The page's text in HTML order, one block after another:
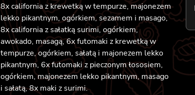
8x california z krewetką w tempurze, majonezem
lekko pikantnym, ogórkiem, sezamem i masago,
8x california z sałatką surimi, ogórkiem,
awokado, masagą, 6x futomaki z krewetką w
tempurze, ogórkiem, sałatą i majonezem lekko
pikantnym, 6x futomaki z pieczonym łososiem,
ogórkiem, majonezem lekko pikantnym, masago
i sałatą, 8x maki z surimi.